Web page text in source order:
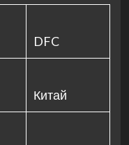
DFC
Китай